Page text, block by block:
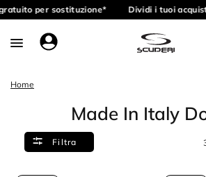
per sostituzione* Dividi i tuoi acquisti
Home
Made In Italy
Filtra